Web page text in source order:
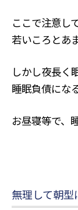
ここで注意し
若いころとあ
しかし夜長く
睡眠負債にな
お昼寝等で、
無理して朝